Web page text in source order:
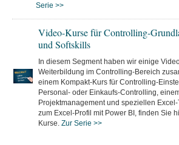
Serie >>
Video-Kurse für Controlling-
und Softskills
In diesem Segment haben wir einige
Weiterbildung im Controlling-Bereich
einem Kompakt-Kurs für Controlling-
Personal- oder Einkaufs-Controlling,
Projektmanagement und speziellen
zum Excel-Profil mit Power BI, finden Sie
Kurse. Zur Serie >>